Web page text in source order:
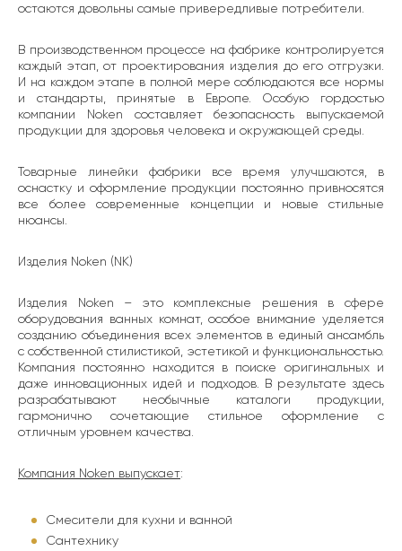
остаются довольны самые привередливые потребители.
В производственном процессе на фабрике контролируется
каждый этап, от проектирования изделия до его отгрузки.
И на каждом этапе в полной мере соблюдаются все нормы
и стандарты, принятые в Европе. Особую гордостью
компании Noken составляет безопасность выпускаемой
продукции для здоровья человека и окружающей среды.
Товарные линейки фабрики все время улучшаются, в
оснастку и оформление продукции постоянно привносятся
все более современные концепции и новые стильные
нюансы.
Изделия Noken (NK)
Изделия Noken – это комплексные решения в сфере
оборудования ванных комнат, особое внимание уделяется
созданию объединения всех элементов в единый ансамбль
с собственной стилистикой, эстетикой и функциональностью.
Компания постоянно находится в поиске оригинальных и
даже инновационных идей и подходов. В результате здесь
разрабатывают необычные каталоги продукции,
гармонично сочетающие стильное оформление с
отличным уровнем качества.
Компания Noken выпускает:
Смесители для кухни и ванной
Сантехнику